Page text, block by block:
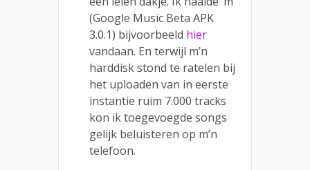
(Google Music Beta APK
3.0.1) bijvoorbeeld hier
vandaan. En terwijl m’n
harddisk stond te ratelen bij
het uploaden van in eerste
instantie ruim 7.000 tracks
kon ik toegevoegde songs
gelijk beluisteren op m’n
telefoon.